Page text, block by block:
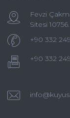
Fevzi
Sitesi
+90 332
+90 332